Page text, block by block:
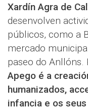
Xardín Agra de
desenvolven
públicos, como a
mercado
paseo do Anllóns.
Apego é a
humanizados,
infancia e os